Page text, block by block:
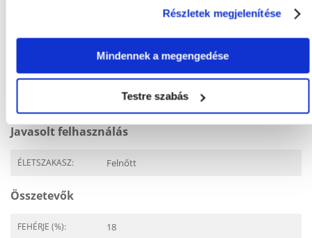
Részletek megjelenítése
Mindennek a megengedése
Testre szabás
(KG):
0.07
SCHESIR
Javasolt felhasználás
ÉLETSZAKASZ: Felnőtt
Összetevők
FEHÉRJE (%): 18